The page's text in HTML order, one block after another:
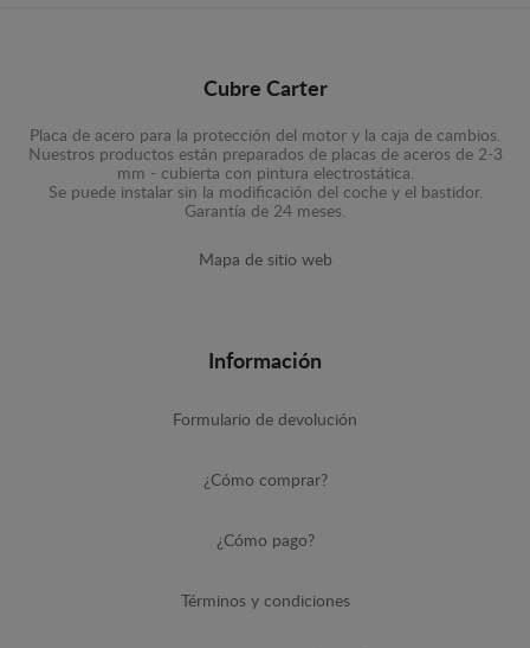
Cubre Carter
Placa de acero para la protección del motor y la caja de cambios.
Nuestros productos están preparados de placas de aceros de 2-3
mm - cubierta con pintura electrostática.
Se puede instalar sin la modificación del coche y el bastidor.
Garantía de 24 meses.
Mapa de sitio web
Información
Formulario de devolución
¿Cómo comprar?
¿Cómo pago?
Términos y condiciones